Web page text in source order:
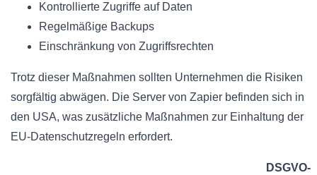
Kontrollierte Zugriffe auf Daten
Regelmäßige Backups
Einschränkung von Zugriffsrechten
Trotz dieser Maßnahmen sollten Unternehmen die Risiken
sorgfältig abwägen. Die Server von Zapier befinden sich in
den USA, was zusätzliche Maßnahmen zur Einhaltung der
EU-Datenschutzregeln erfordert.
DSGVO-